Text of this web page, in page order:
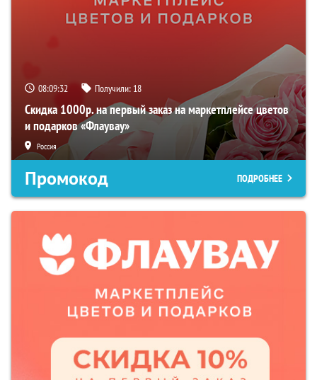
08:09:31 Получили: 18
Скидка 1000р. на первый заказ на маркетплейсе цветов
и подарков «Флаувау»
Россия
Промокод ПОДРОБНЕЕ